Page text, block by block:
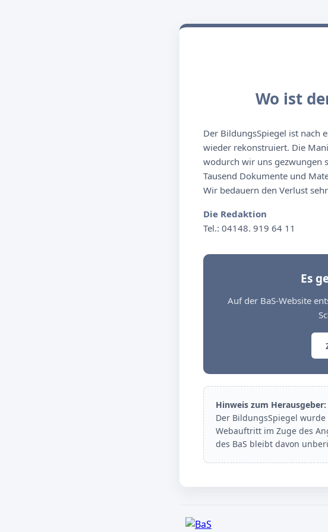
Wo ist
Der BildungsSpiegel ist nach
wieder rekonstruiert. Die
wodurch wir uns gezwungen
Tausend Dokumente und
Wir bedauern den Verlust
Die Redaktion
Tel.: 04148. 919 64 11
Es
Auf der BaS-Website
Hinweis zum Herausgeber:
Der BildungsSpiegel
Webauftritt im Zuge des
des BaS bleibt davon